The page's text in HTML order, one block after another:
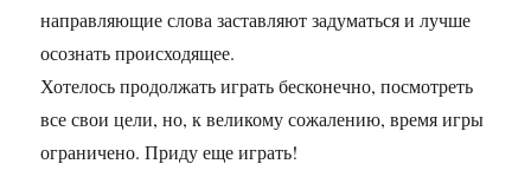
направляющие слова заставляют задуматься и лучше
осознать происходящее.
Хотелось продолжать играть бесконечно, посмотреть
все свои цели, но, к великому сожалению, время игры
ограничено. Приду еще играть!